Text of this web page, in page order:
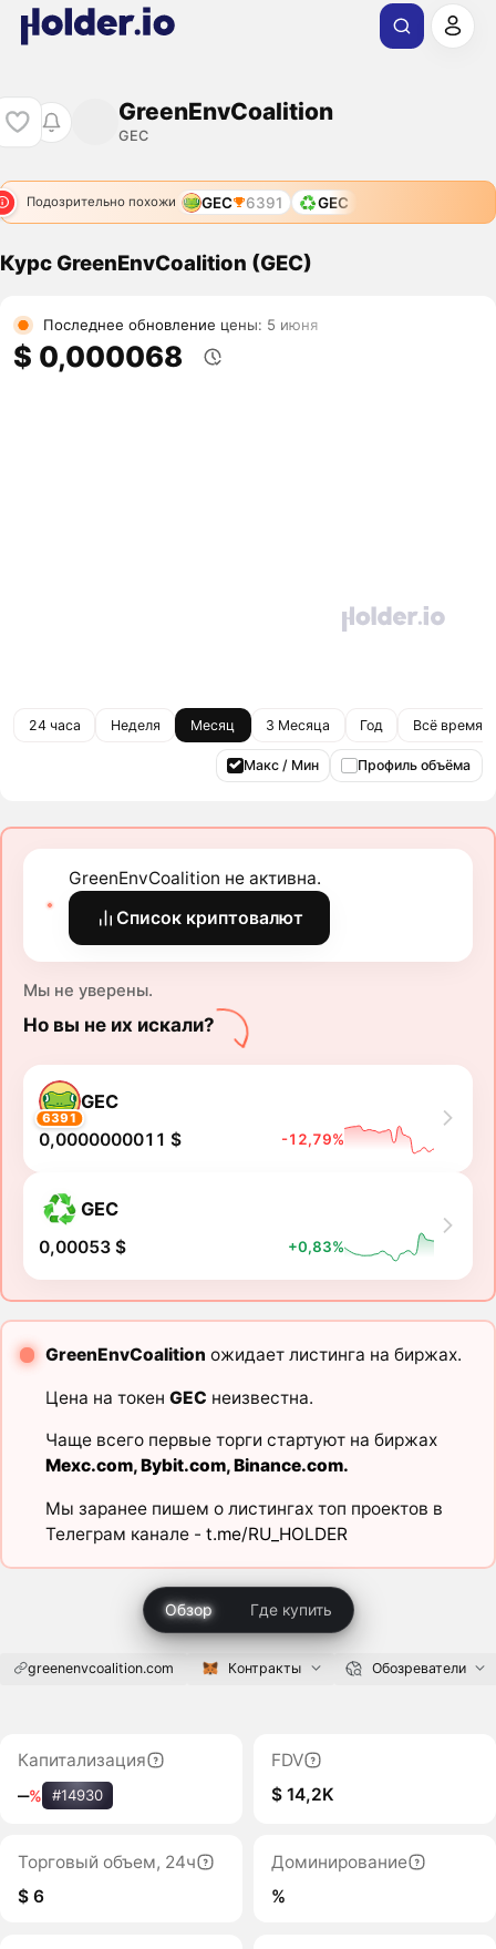
GreenEnvCoalition
GEC
Подозрительно похожи GEC 6391 GEC
Курс GreenEnvCoalition (GEC)
Последнее обновление цены: 5 июня
$ 0,000068
24 часа Неделя Месяц 3 Месяца Год Всё время
Макс / Мин Профиль объёма
GreenEnvCoalition не активна.
Список криптовалют
Мы не уверены.
Но вы не их искали?
6391
GEC
0,0000000011 $ -12,79%
GEC
0,00053 $ +0,83%
GreenEnvCoalition ожидает листинга на биржах.
Цена на токен GEC неизвестна.
Чаще всего первые торги стартуют на биржах
Mexc.com,Bybit.com,Binance.com.
Мы заранее пишем о листингах топ проектов в
Телеграм канале - t.me/RU_HOLDER
Обзор Где купить
greenenvcoalition.com Контракты Обозреватели
Капитализация
‒% #14930
FDV
$ 14,2K
Торговый объем, 24ч
$ 6
Доминирование
%